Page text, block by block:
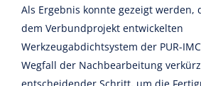
Als Ergebnis konnte gezeigt werden,
dem Verbundprojekt entwickelten
Werkzeugabdichtsystem der PUR-
Wegfall der Nachbearbeitung